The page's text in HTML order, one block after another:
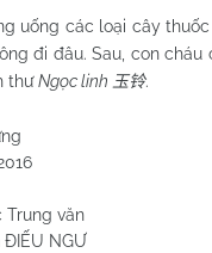
các loại cây thuốc
đi đâu. Sau, con
thưNgọc linh 玉铃.
Trung văn
ĐIẾU NGƯ